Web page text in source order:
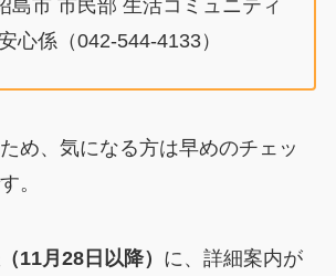
島市 市民部 生活コミュニティ
心係（042-544-4133）
め、気になる方は早めのチェッ
。
11月28日以降） に、詳細案内が